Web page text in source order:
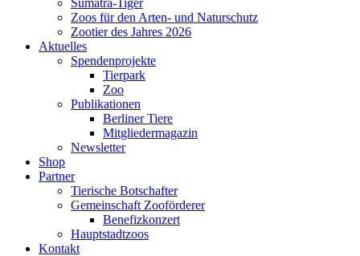
Sumatra-Tiger
Zoos für den Arten- und Naturschutz
Zootier des Jahres 2026
Aktuelles
Spendenprojekte
Tierpark
Zoo
Publikationen
Berliner Tiere
Mitgliedermagazin
Newsletter
Shop
Partner
Tierische Botschafter
Gemeinschaft Zooförderer
Benefizkonzert
Hauptstadtzoos
Kontakt